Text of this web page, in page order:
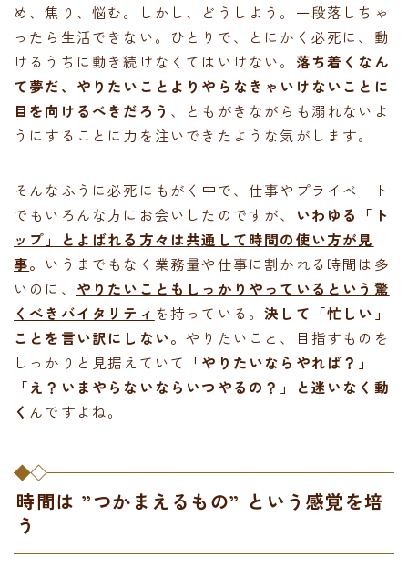
め、焦り、悩む。しかし、どうしよう。一段落しちゃ
ったら生活できない。ひとりで、とにかく必死に、動
けるうちに動き続けなくてはいけない。 落ち着くなん
て夢だ、やりたいことよりやらなきゃいけないことに
目を向けるべきだろう 、ともがきながらも溺れないよ
うにすることに力を注いできたような気がします。
そんなふうに必死にもがく中で、仕事やプライベート
でもいろんな方にお会いしたのですが、
いわゆる「ト
ップ」とよばれる方々は共通して時間の使い方が見
事。 いうまでもなく業務量や仕事に割かれる時間は多
いのに、 やりたいこともしっかりやっているという驚
くべきバイタリティ を持っている。決して「忙しい」
ことを言い訳にしない。やりたいこと、目指すものを
しっかりと見据えていて
「やりたいならやれば？」
「え？いまやらないならいつやるの？」と迷いなく動
く んですよね。
時間は ”つかまえるもの” という感覚を培
う